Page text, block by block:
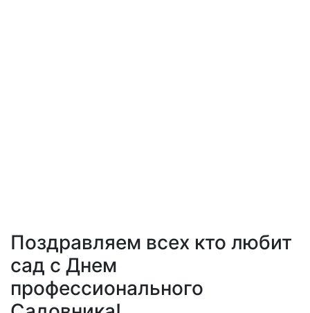
Поздравляем всех кто любит
сад с Днем
профессионального